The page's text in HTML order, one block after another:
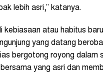
lebih asri,” katanya.
kebiasaan atau habitus
yang datang
bergotong royong dalam
yang asri dan